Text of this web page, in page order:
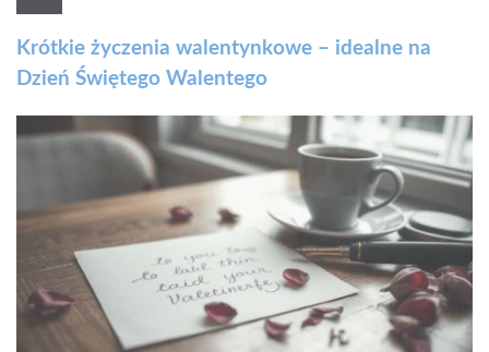
Krótkie życzenia walentynkowe – idealne na
Dzień Świętego Walentego